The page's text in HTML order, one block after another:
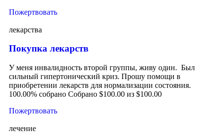
Пожертвовать
лекарства
Покупка лекарств
У меня инвалидность второй группы, живу один. Был
сильный гипертонический криз. Прошу помощи в
приобретении лекарств для нормализации состояния.
100.00% собрано Собрано $100.00 из $100.00
Пожертвовать
лечение